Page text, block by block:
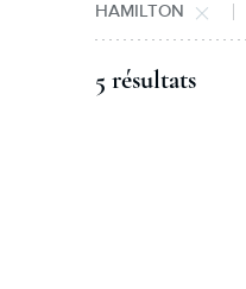
HAMILTON
5 résultats